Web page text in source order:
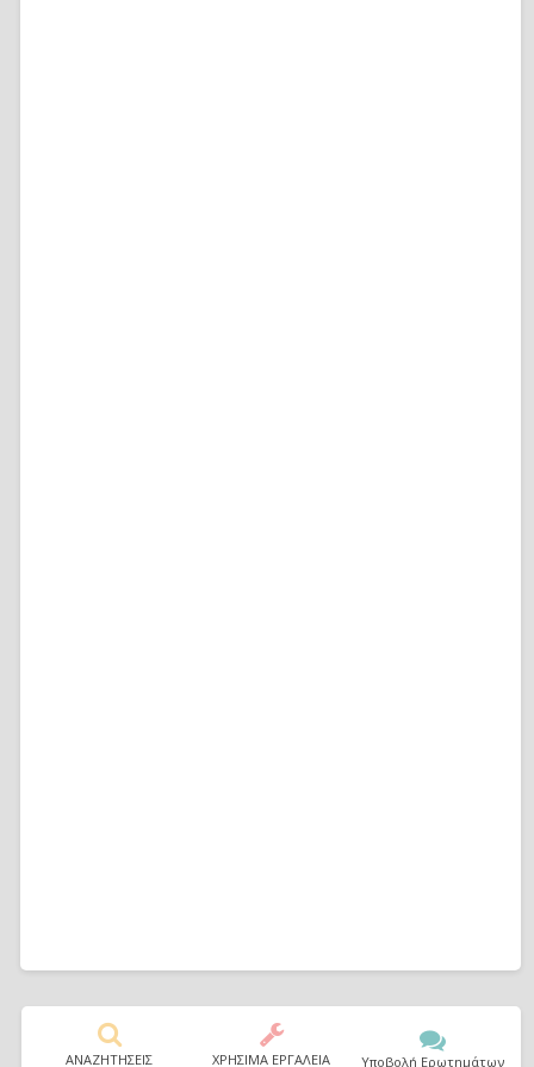
ΑΝΑΖΗΤΗΣΕΙΣ ΧΡΗΣΙΜΑ ΕΡΓΑΛΕΙΑ Υποβολή Ερωτημάτων